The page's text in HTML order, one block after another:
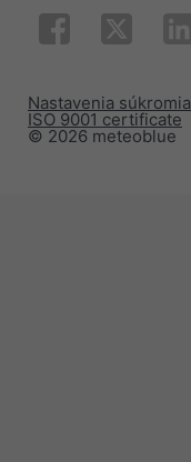
© 2026 meteoblue
ISO 9001 certificate
Nastavenia súkromia